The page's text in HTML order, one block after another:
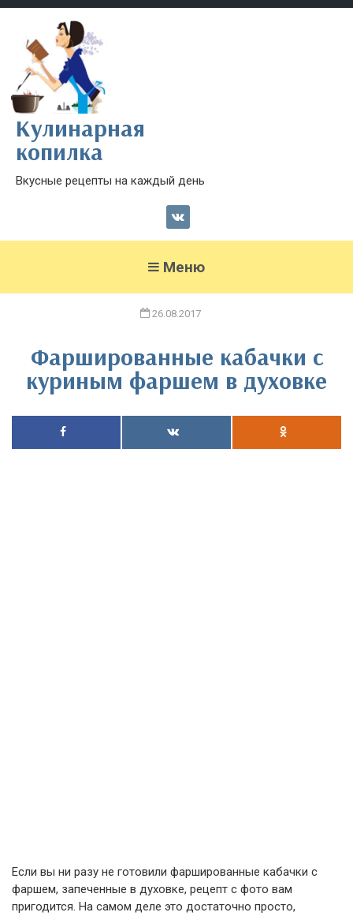
Кулинарная
копилка
Вкусные рецепты на каждый день
Меню
26.08.2017
Фаршированные кабачки с
куриным фаршем в духовке
Если вы ни разу не готовили фаршированные кабачки с
фаршем, запеченные в духовке, рецепт с фото вам
пригодится. На самом деле это достаточно просто,